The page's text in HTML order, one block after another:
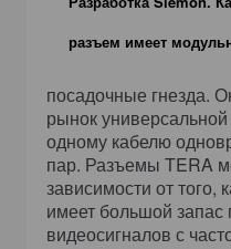
разъем имеет
посадочные гнезда.
рынок
одному кабелю
пар. Разъемы TERA
зависимости от того,
имеет большой
видеосигналов с